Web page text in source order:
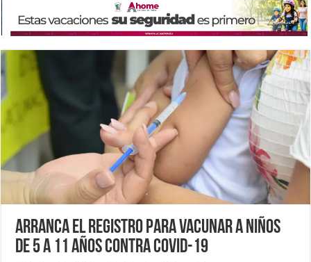
Arranca el registro para vacunar a niños
de 5 a 11 años contra Covid-19